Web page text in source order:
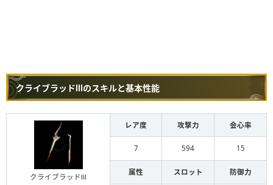
クライブラッドⅢのスキルと基本性能
クライブラッドⅢ
レア度 攻撃力 会心率
7 594 15
属性 スロット 防御力